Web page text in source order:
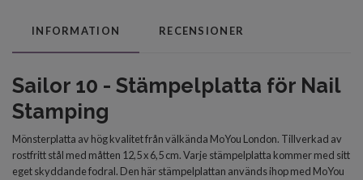
INFORMATION RECENSIONER
Sailor 10 - Stämpelplatta för Nail
Stamping
Mönsterplatta av hög kvalitet från välkända MoYou London. Tillverkad av
rostfritt stål med måtten 12,5 x 6,5 cm. Varje stämpelplatta kommer med sitt
eget skyddande fodral. Den här stämpelplattan används ihop med MoYou